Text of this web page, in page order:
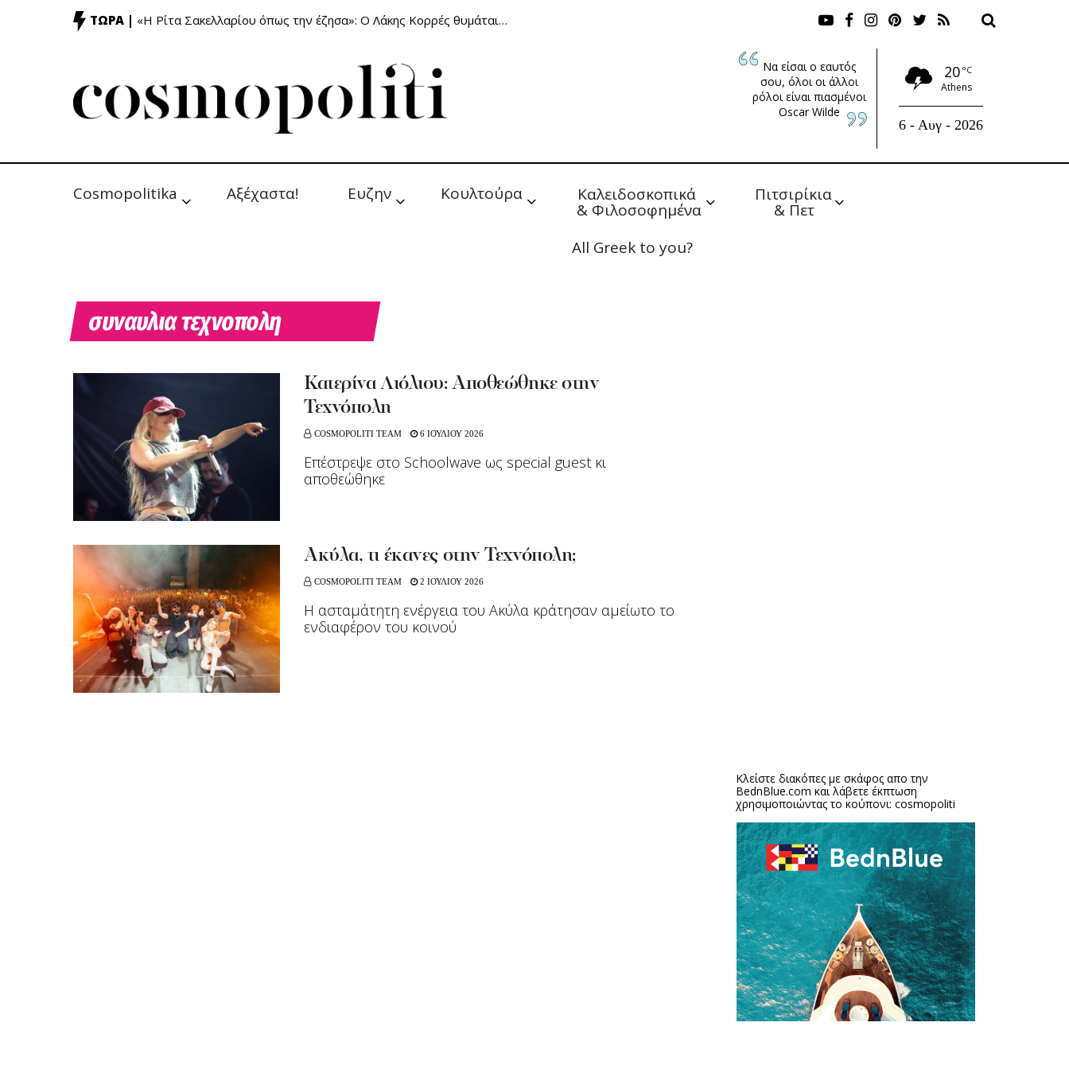
ΤΩΡΑ | «Η Ρίτα Σακελλαρίου όπως την έζησα»: Ο Λάκης Κορρές θυμάται…
Να είσαι ο εαυτός
σου, όλοι οι άλλοι
ρόλοι είναι πιασμένοι
Oscar Wilde
20 °C
Athens
6 - Αυγ - 2026
Cosmopolitika Αξέχαστα! Ευζην Κουλτούρα Καλειδοσκοπικά
& Φιλοσοφημένα
Πιτσιρίκια
& Πετ
All Greek to you?
συναυλια τεχνοπολη
Κατερίνα Λιόλιου: Αποθεώθηκε στην
Τεχνόπολη
COSMOPOLITI TEAM 6 ΙΟΥΛΙΟΥ 2026
Επέστρεψε στο Schoolwave ως special guest κι
αποθεώθηκε
Ακύλα, τι έκανες στην Τεχνόπολη;
COSMOPOLITI TEAM 2 ΙΟΥΛΙΟΥ 2026
Η ασταμάτητη ενέργεια του Ακύλα κράτησαν αμείωτο το
ενδιαφέρον του κοινού
Κλείστε διακόπες με σκάφος απο την
BednBlue.com και λάβετε έκπτωση
χρησιμοποιώντας το κούπονι: cosmopoliti